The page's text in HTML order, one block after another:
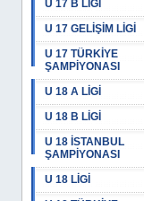
U 17 B LİGİ
U 17 GELİŞİM LİGİ
U 17 TÜRKİYE
ŞAMPİYONASI
U 18 A LİGİ
U 18 B LİGİ
U 18 İSTANBUL
ŞAMPİYONASI
U 18 LİGİ